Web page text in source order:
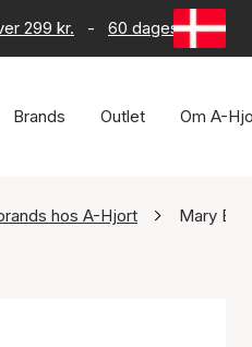
299 kr. - 60 dages returret
Brands Outlet Om A-
hos A-Hjort Mary By